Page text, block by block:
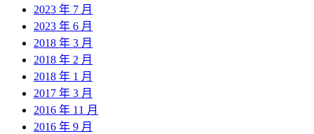
2023 年 7 月
2023 年 6 月
2018 年 3 月
2018 年 2 月
2018 年 1 月
2017 年 3 月
2016 年 11 月
2016 年 9 月